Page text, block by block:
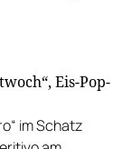
Einkauf aus
heraus.Eis-Pop-
im Schatz